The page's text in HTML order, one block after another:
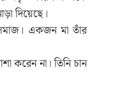
দিয়েছে।
একজন মা তাঁর
করেন না। তিনি চান